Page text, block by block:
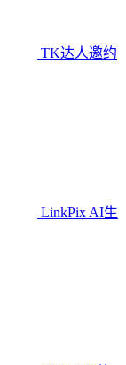
TK达人邀约
LinkPix AI生